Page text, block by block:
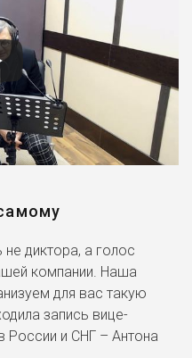
диктора, а голос
компании. Наша
для вас такую
запись вице-
России и СНГ – Антона